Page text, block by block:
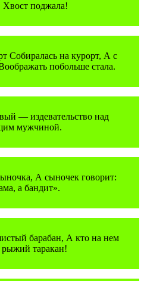
Хвост поджала!
Собиралась на курорт, А с
побольше стала.
— издевательство над
мужчиной.
А сыночек говорит:
а бандит».
барабан, А кто на нем
рыжий таракан!